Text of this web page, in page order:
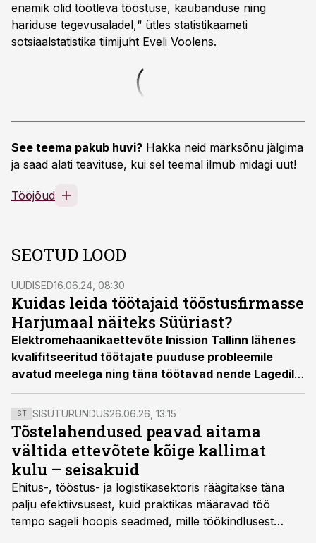
enamik olid töötleva tööstuse, kaubanduse ning
hariduse tegevusaladel,“ ütles statistikaameti
sotsiaalstatistika tiimijuht Eveli Voolens.
See teema pakub huvi? Hakka neid märksõnu jälgima
ja saad alati teavituse, kui sel teemal ilmub midagi uut!
Tööjõud
SEOTUD LOOD
UUDISED16.06.24, 08:30
Kuidas leida töötajaid tööstusfirmasse
Harjumaal näiteks Süüriast?
Elektromehaanikaettevõte Inission Tallinn lähenes
kvalifitseeritud töötajate puuduse probleemile
avatud meelega ning täna töötavad nende Lagedil
asuvas tehases eesti-, vene- ja ukrainakeelsete
inimeste kõrval töötajad, kes on pärit Egiptusest,
Jeemenist, Iraagist, Süüriast ja Sudaanist.
ST SISUTURUNDUS26.06.26, 13:15
Tõstelahendused peavad aitama
vältida ettevõtete kõige kallimat
kulu – seisakuid
Ehitus-, tööstus- ja logistikasektoris räägitakse täna
palju efektiivsusest, kuid praktikas määravad töö
tempo sageli hoopis seadmed, mille töökindlusest